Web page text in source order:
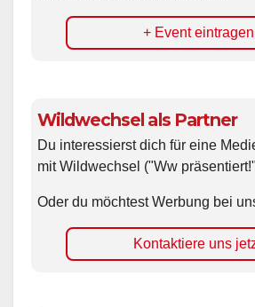
+ Event eintragen
Wildwechsel als Partner
Du interessierst dich für eine
mit Wildwechsel ("Ww
Oder du möchtest Werbung bei
Kontaktiere uns